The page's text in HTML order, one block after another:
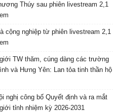
Thúy sau phiên livestream 2,1
cộng nghiệp từ phiên livestream 2,1
TW thăm, cúng dàng các trường
và Hưng Yên: Lan tỏa tinh thần hộ
nghị công bố Quyết định và ra mắt
tỉnh nhiệm kỳ 2026-2031